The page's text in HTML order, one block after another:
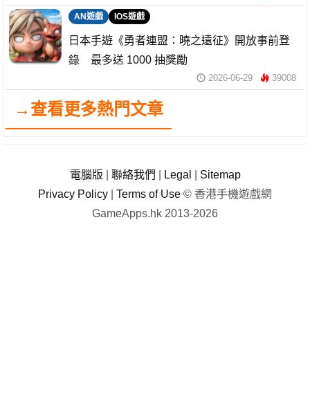
AN遊戲 IOS遊戲
日本手遊《勇者連盟：曉之遠征》開放事前登
錄 最多送 1000 抽獎勵
2026-06-29 39008
→查看更多熱門文章
電腦版 聯絡我們 Legal
Sitemap
Privacy Policy
Terms of Use © 香港手機遊戲網
GameApps.hk 2013-2026